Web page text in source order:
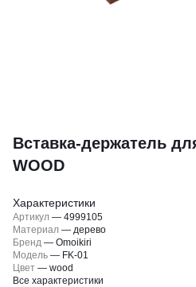
Вставка-держатель
WOOD
Характеристики
Артикул — 4999105
Материал — дерево
Бренд — Omoikiri
Модель — FK-01
Цвет — wood
Все характеристики